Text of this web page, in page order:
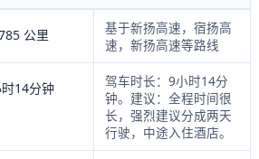
公里
基于新扬高速，宿扬高
速，新扬高速等路线
14分钟
驾车时长：9小时14分
钟。建议：全程时间很
长，强烈建议分成两天
行驶，中途入住酒店。